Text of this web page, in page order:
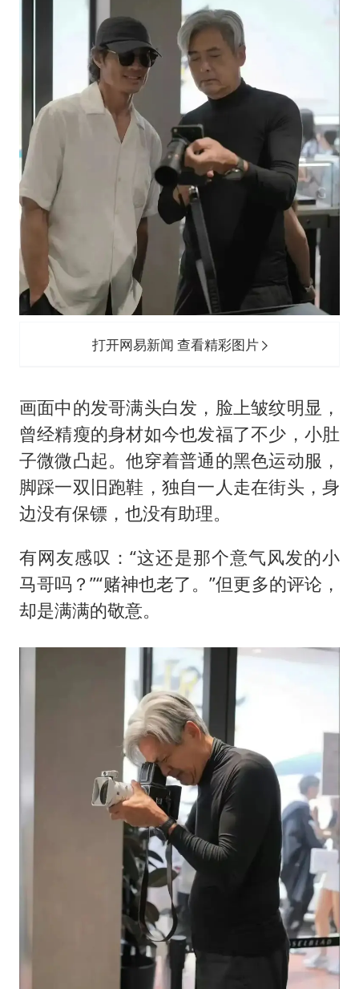
加沙约14万栋建筑被完全摧毁
“皋”在低处
打开网易新闻 查看精彩图片
画面中的发哥满头白发，脸上皱纹明显，
曾经精瘦的身材如今也发福了不少，小肚
子微微凸起。他穿着普通的黑色运动服，
脚踩一双旧跑鞋，独自一人走在街头，身
边没有保镖，也没有助理。
有网友感叹：“这还是那个意气风发的小
马哥吗？”“赌神也老了。”但更多的评论，
却是满满的敬意。